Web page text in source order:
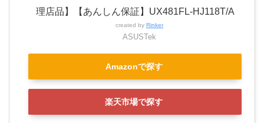
理店品】【あんしん保証】UX481FL-HJ118T/A
created by Rinker
ASUSTek
Amazonで探す
楽天市場で探す